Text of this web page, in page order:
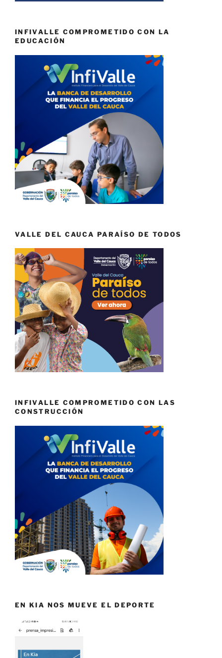
INFIVALLE COMPROMETIDO CON LA
EDUCACIÓN
VALLE DEL CAUCA PARAÍSO DE TODOS
INFIVALLE COMPROMETIDO CON LAS
CONSTRUCCIÓN
EN KIA NOS MUEVE EL DEPORTE